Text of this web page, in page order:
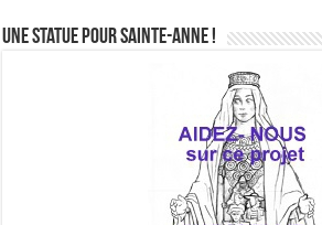
Une statue pour Sainte-Anne !